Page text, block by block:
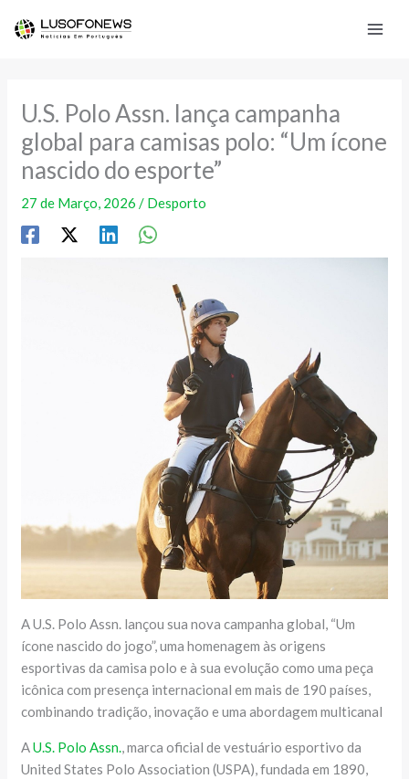
U.S. Polo Assn. lança campanha
global para camisas polo: “Um ícone
nascido do esporte”
27 de Março, 2026/ Desporto
A U.S. Polo Assn. lançou sua nova campanha global, “Um
ícone nascido do jogo”, uma homenagem às origens
esportivas da camisa polo e à sua evolução como uma peça
icônica com presença internacional em mais de 190 países,
combinando tradição, inovação e uma abordagem multicanal
AU.S. Polo Assn., marca oficial de vestuário esportivo da
United States Polo Association (USPA), fundada em 1890,